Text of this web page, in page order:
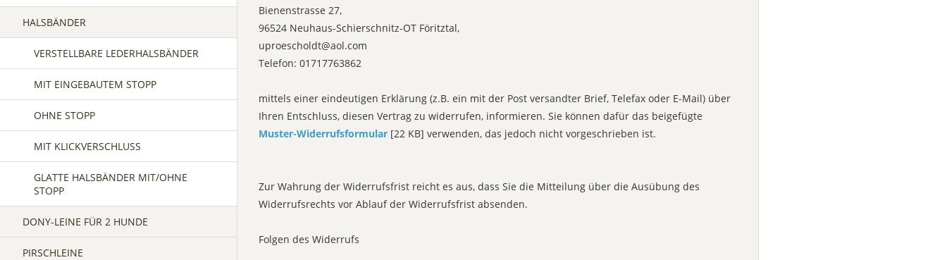
HALSBÄNDER
VERSTELLBARE LEDERHALSBÄNDER
MIT EINGEBAUTEM STOPP
OHNE STOPP
MIT KLICKVERSCHLUSS
GLATTE HALSBÄNDER MIT/OHNE
STOPP
DONY-LEINE FÜR 2 HUNDE
PIRSCHLEINE
Bienenstrasse 27,
96524 Neuhaus-Schierschnitz-OT Föritztal,
uproescholdt@aol.com
Telefon: 01717763862
mittels einer eindeutigen Erklärung (z.B. ein mit der Post versandter Brief, Telefax oder E-Mail) über
Ihren Entschluss, diesen Vertrag zu widerrufen, informieren. Sie können dafür das beigefügte
Muster-Widerrufsformular [22 KB] verwenden, das jedoch nicht vorgeschrieben ist.
Zur Wahrung der Widerrufsfrist reicht es aus, dass Sie die Mitteilung über die Ausübung des
Widerrufsrechts vor Ablauf der Widerrufsfrist absenden.
Folgen des Widerrufs